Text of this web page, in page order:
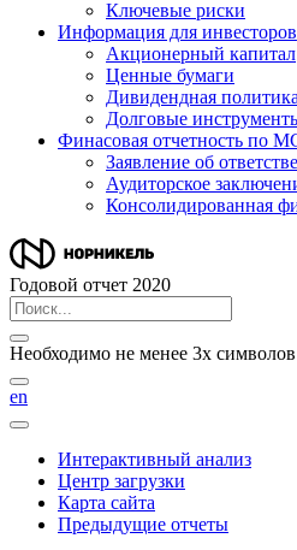
Ключевые риски
Информация для инвесторов
Акционерный капитал
Ценные бумаги
Дивидендная политика
Долговые
Финасовая отчетность по
Заявление об
Аудиторское
Консолидированная
Годовой отчет 2020
Необходимо не менее 3х символов
en
Интерактивный анализ
Центр загрузки
Карта сайта
Предыдущие отчеты